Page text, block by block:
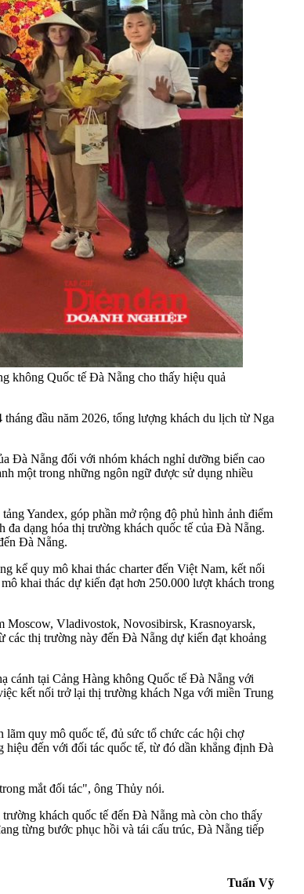
không Quốc tế Đà Nẵng cho thấy hiệu quả
đầu năm 2026, tổng lượng khách du lịch từ Nga
Đà Nẵng đối với nhóm khách nghỉ dưỡng biển cao
một trong những ngôn ngữ được sử dụng nhiều
Yandex, góp phần mở rộng độ phủ hình ảnh điểm
dạng hóa thị trường khách quốc tế của Đà Nẵng.
Đà Nẵng.
kể quy mô khai thác charter đến Việt Nam, kết nối
khai thác dự kiến đạt hơn 250.000 lượt khách trong
Moscow, Vladivostok, Novosibirsk, Krasnoyarsk,
các thị trường này đến Đà Nẵng dự kiến đạt khoảng
cánh tại Cảng Hàng không Quốc tế Đà Nẵng với
kết nối trở lại thị trường khách Nga với miền Trung
quy mô quốc tế, đủ sức tổ chức các hội chợ
hiệu đến với đối tác quốc tế, từ đó dần khẳng định Đà
mắt đối tác", ông Thủy nói.
khách quốc tế đến Đà Nẵng mà còn cho thấy
từng bước phục hồi và tái cấu trúc, Đà Nẵng tiếp
Tuấn Vỹ